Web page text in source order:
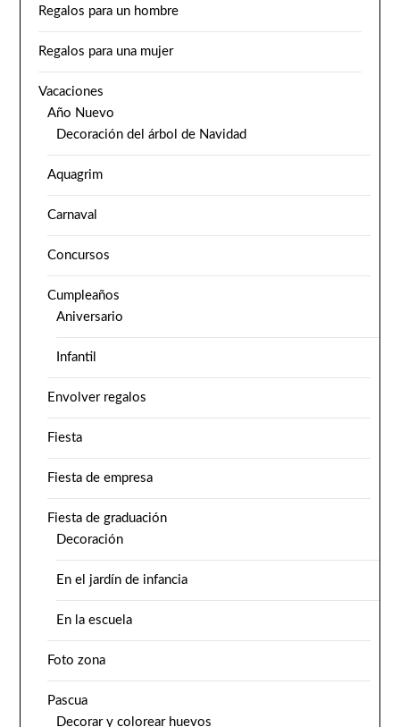
Regalos para un hombre
Regalos para una mujer
Vacaciones
Año Nuevo
Decoración del árbol de Navidad
Aquagrim
Carnaval
Concursos
Cumpleaños
Aniversario
Infantil
Envolver regalos
Fiesta
Fiesta de empresa
Fiesta de graduación
Decoración
En el jardín de infancia
En la escuela
Foto zona
Pascua
Decorar y colorear huevos